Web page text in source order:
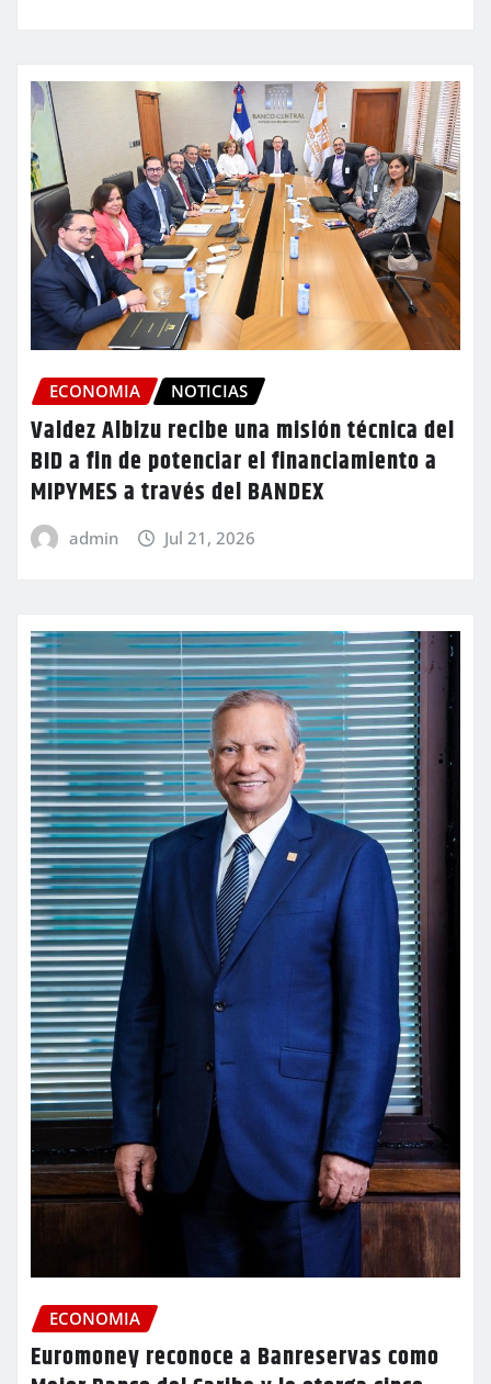
ECONOMIA NOTICIAS
Valdez Albizu recibe una misión técnica del
BID a fin de potenciar el financiamiento a
MIPYMES a través del BANDEX
admin Jul 21, 2026
ECONOMIA
Euromoney reconoce a Banreservas como